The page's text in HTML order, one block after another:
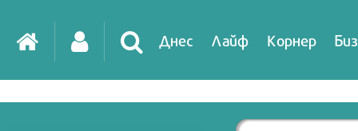
Днес Лайф Корнер
DirTV Impressio